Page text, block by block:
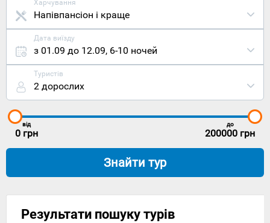
Харчування
Напівпансіон і краще
Дата виїзду
з 01.09 до 12.09, 6-10 ночей
Туристів
2 дорослих
від
0 грн
до
200000 грн
Знайти тур
Результати пошуку турів